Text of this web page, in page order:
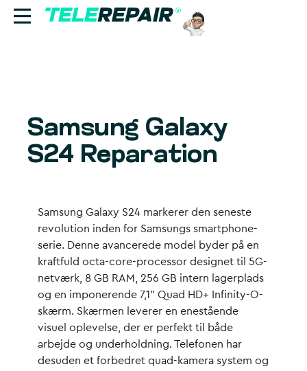
Find butik
Ring til os:
+45 70 60 55 90
Samsung Galaxy
S24 Reparation
Samsung Galaxy S24 markerer den seneste
revolution inden for Samsungs smartphone-
serie. Denne avancerede model byder på en
kraftfuld octa-core-processor designet til 5G-
netværk, 8 GB RAM, 256 GB intern lagerplads
og en imponerende 7,1″ Quad HD+ Infinity-O-
skærm. Skærmen leverer en enestående
visuel oplevelse, der er perfekt til både
arbejde og underholdning. Telefonen har
desuden et forbedret quad-kamera system og